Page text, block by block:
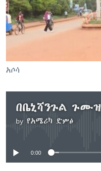
ቋንቋዎች
አሶሳ
by የአሜሪካ ድምፅ
No media
0:00